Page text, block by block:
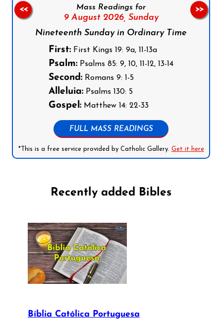
Mass Readings for
9 August 2026, Sunday
Nineteenth Sunday in Ordinary Time
First: First Kings 19: 9a, 11-13a
Psalm: Psalms 85: 9, 10, 11-12, 13-14
Second: Romans 9: 1-5
Alleluia: Psalms 130: 5
Gospel: Matthew 14: 22-33
FULL MASS READINGS
*This is a free service provided by Catholic Gallery. Get it here
<< >>
Recently added Bibles
Bíblia Católica Portuguesa